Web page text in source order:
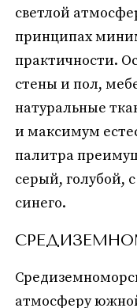
светлой
принципах
практичности.
стены и пол,
натуральные
и максимум
палитра
серый, голубой,
синего.
атмосферу